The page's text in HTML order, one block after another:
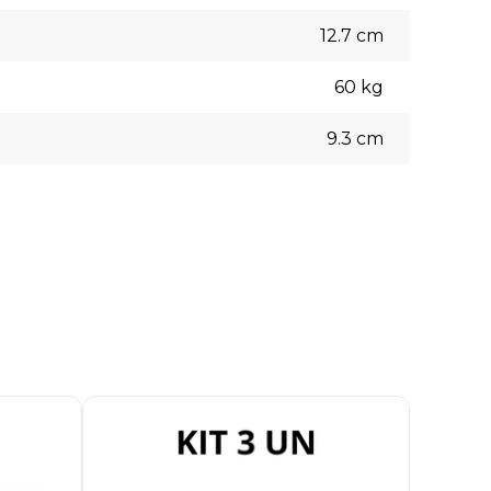
12.7 cm
60 kg
9.3 cm